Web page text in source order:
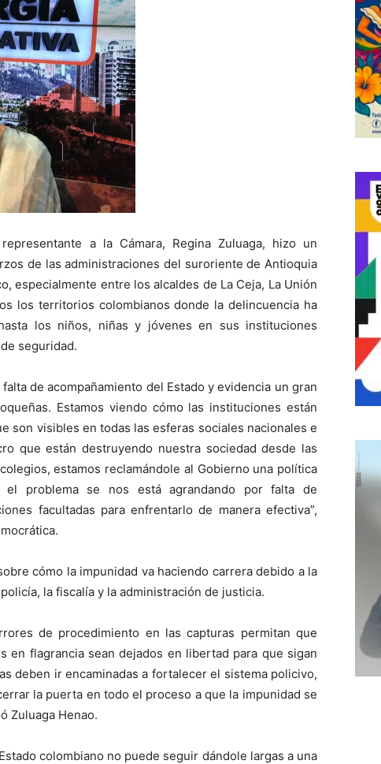
a la Cámara, Regina Zuluaga, hizo un
de las administraciones del suroriente de Antioquia
especialmente entre los alcaldes de La Ceja, La Unión
los territorios colombianos donde la delincuencia ha
los niños, niñas y jóvenes en sus instituciones
seguridad.
de acompañamiento del Estado y evidencia un gran
Estamos viendo cómo las instituciones están
son visibles en todas las esferas sociales nacionales e
que están destruyendo nuestra sociedad desde las
estamos reclamándole al Gobierno una política
el problema se nos está agrandando por falta de
facultadas para enfrentarlo de manera efectiva”,
cómo la impunidad va haciendo carrera debido a la
la fiscalía y la administración de justicia.
de procedimiento en las capturas permitan que
en flagrancia sean dejados en libertad para que sigan
deben ir encaminadas a fortalecer el sistema policivo,
la puerta en todo el proceso a que la impunidad se
Zuluaga Henao.
colombiano no puede seguir dándole largas a una